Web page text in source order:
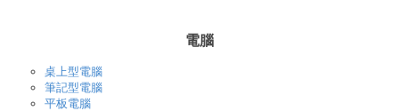
電腦
桌上型電腦
筆記型電腦
平板電腦